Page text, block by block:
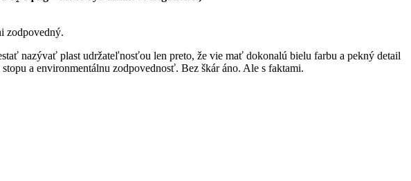
zodpovedný.
nazývať plast udržateľnosťou len preto, že vie mať dokonalú bielu farbu a pekný detail
a environmentálnu zodpovednosť. Bez škár áno. Ale s faktami.